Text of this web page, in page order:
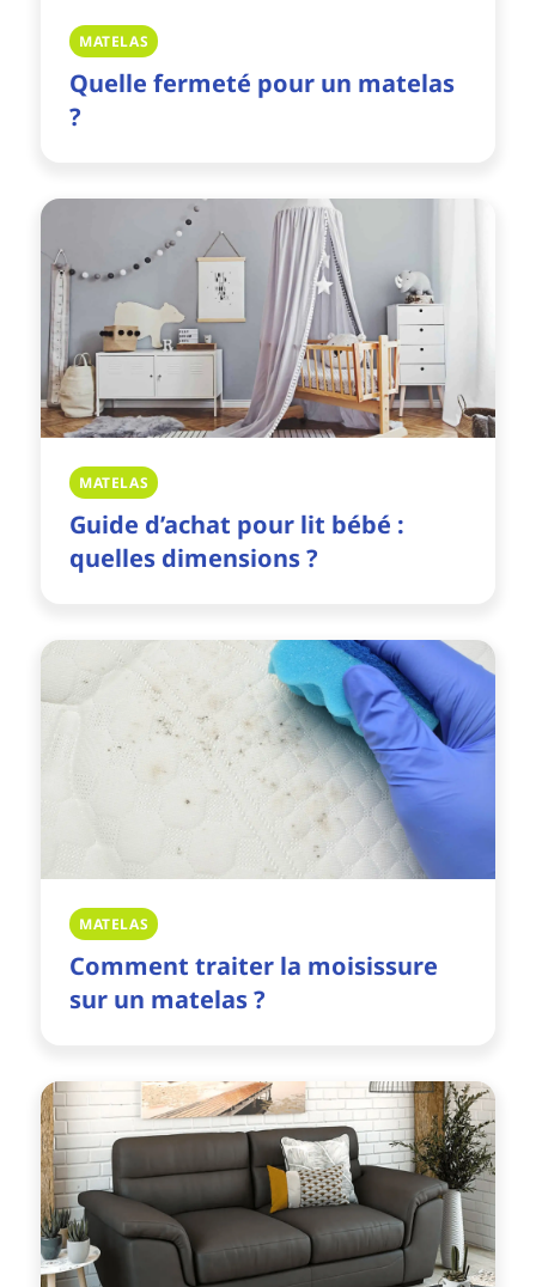
MATELAS
Quelle fermeté pour un matelas
?
MATELAS
Guide d’achat pour lit bébé :
quelles dimensions ?
MATELAS
Comment traiter la moisissure
sur un matelas ?